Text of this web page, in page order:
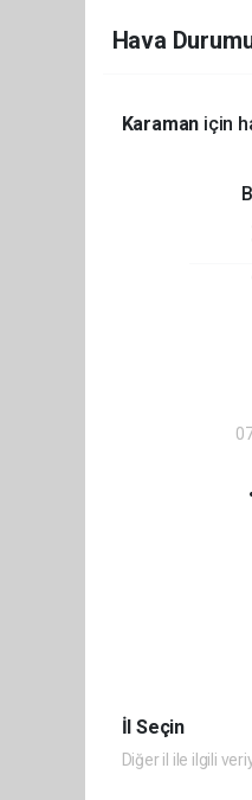
Hava
Karaman için
İl Seçin
Diğer il ile ilgili